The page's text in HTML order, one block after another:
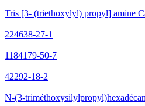
Tris [3- (triethoxylyl) propyl] amine
224638-27-1
1184179-50-7
42292-18-2
N-(3-